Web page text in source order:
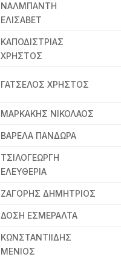
ΝΑΛΜΠΑΝΤΗ
ΕΛΙΣΑΒΕΤ
ΚΑΠΟΔΙΣΤΡΙΑΣ
ΧΡΗΣΤΟΣ
ΓΑΤΣΕΛΟΣ ΧΡΗΣΤΟΣ
ΜΑΡΚΑΚΗΣ ΝΙΚΟΛΑΟΣ
ΒΑΡΕΛΑ ΠΑΝΔΩΡΑ
ΤΣΙΛΟΓΕΩΡΓΗ
ΕΛΕΥΘΕΡΙΑ
ΖΑΓΟΡΗΣ ΔΗΜΗΤΡΙΟΣ
ΔΟΣΗ ΕΣΜΕΡΑΛΤΑ
ΚΩΝΣΤΑΝΤΙΙΔΗΣ
ΜΕΝΙΟΣ